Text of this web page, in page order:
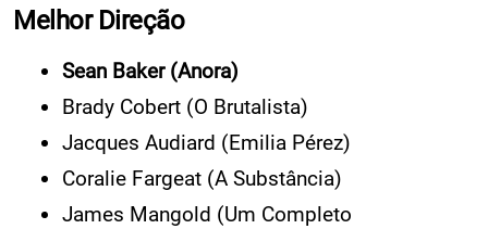
Melhor Direção
Sean Baker (Anora)
Brady Cobert (O Brutalista)
Jacques Audiard (Emilia Pérez)
Coralie Fargeat (A Substância)
James Mangold (Um Completo